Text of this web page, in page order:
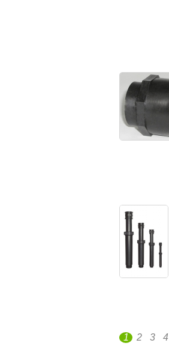
1 2 3 4